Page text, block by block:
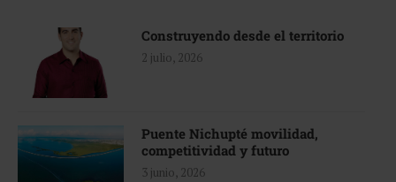
Construyendo desde el territorio
2 julio, 2026
Puente Nichupté movilidad,
competitividad y futuro
3 junio, 2026